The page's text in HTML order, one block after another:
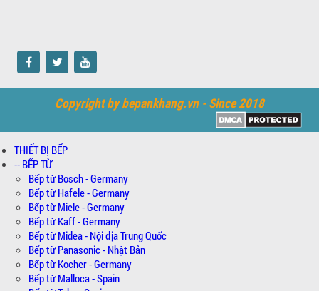
Copyright by bepankhang.vn - Since 2018
THIẾT BỊ BẾP
-- BẾP TỪ
Bếp từ Bosch - Germany
Bếp từ Hafele - Germany
Bếp từ Miele - Germany
Bếp từ Kaff - Germany
Bếp từ Midea - Nội địa Trung Quốc
Bếp từ Panasonic - Nhật Bản
Bếp từ Kocher - Germany
Bếp từ Malloca - Spain